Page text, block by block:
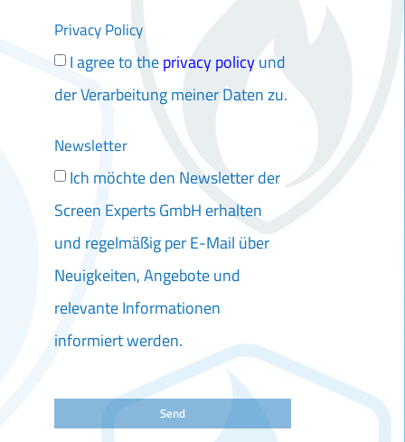
Privacy Policy
I agree to theprivacy policyund
der Verarbeitung meiner Daten zu.
Newsletter
Ich möchte den Newsletter der
Screen Experts GmbH erhalten
und regelmäßig per E-Mail über
Neuigkeiten, Angebote und
relevante Informationen
informiert werden.
Send